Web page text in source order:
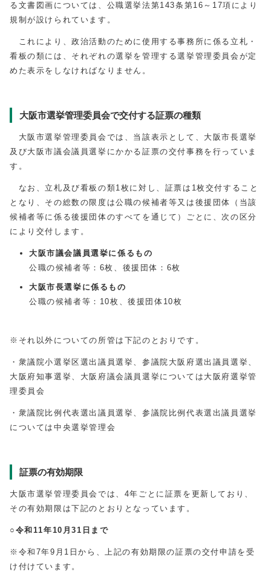
る文書図画については、公職選挙法第143条第16～17項により
規制が設けられています。
これにより、政治活動のために使用する事務所に係る立札・
看板の類には、それぞれの選挙を管理する選挙管理委員会が定
めた表示をしなければなりません。
大阪市選挙管理委員会で交付する証票の種類
大阪市選挙管理委員会では、当該表示として、大阪市長選挙
及び大阪市議会議員選挙にかかる証票の交付事務を行っていま
す。
なお、立札及び看板の類1枚に対し、証票は1枚交付すること
となり、その総数の限度は公職の候補者等又は後援団体（当該
候補者等に係る後援団体のすべてを通じて）ごとに、次の区分
により交付します。
大阪市議会議員選挙に係るもの
公職の候補者等：6枚、後援団体：6枚
大阪市長選挙に係るもの
公職の候補者等：10枚、後援団体10枚
※それ以外についての所管は下記のとおりです。
・衆議院小選挙区選出議員選挙、参議院大阪府選出議員選挙、
大阪府知事選挙、大阪府議会議員選挙については大阪府選挙管
理委員会
・衆議院比例代表選出議員選挙、参議院比例代表選出議員選挙
については中央選挙管理会
証票の有効期限
大阪市選挙管理委員会では、4年ごとに証票を更新しており、
その有効期限は下記のとおりとなっています。
○令和11年10月31日まで
※令和7年9月1日から、上記の有効期限の証票の交付申請を受
け付けています。